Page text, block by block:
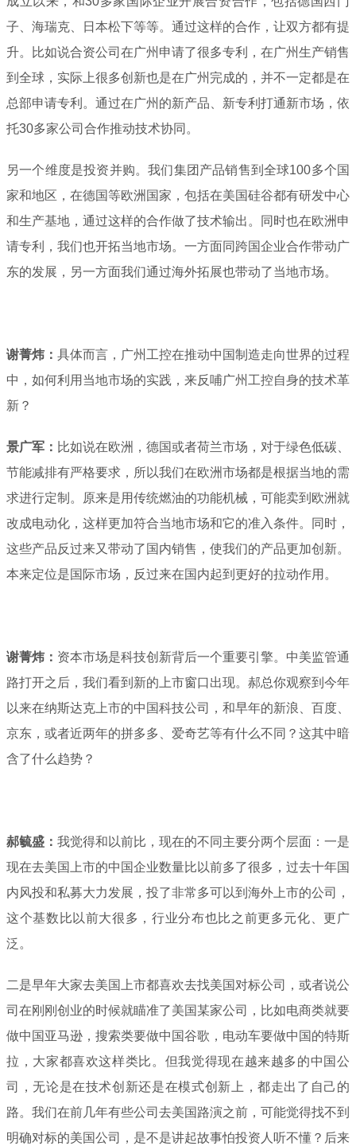
子、海瑞克、日本松下等等。通过这样的合作，让双方都有提
升。比如说合资公司在广州申请了很多专利，在广州生产销售
到全球，实际上很多创新也是在广州完成的，并不一定都是在
总部申请专利。通过在广州的新产品、新专利打通新市场，依
托30多家公司合作推动技术协同。
另一个维度是投资并购。我们集团产品销售到全球100多个国
家和地区，在德国等欧洲国家，包括在美国硅谷都有研发中心
和生产基地，通过这样的合作做了技术输出。同时也在欧洲申
请专利，我们也开拓当地市场。一方面同跨国企业合作带动广
东的发展，另一方面我们通过海外拓展也带动了当地市场。
谢菁炜： 具体而言，广州工控在推动中国制造走向世界的过程
中，如何利用当地市场的实践，来反哺广州工控自身的技术革
新？
景广军： 比如说在欧洲，德国或者荷兰市场，对于绿色低碳、
节能减排有严格要求，所以我们在欧洲市场都是根据当地的需
求进行定制。原来是用传统燃油的功能机械，可能卖到欧洲就
改成电动化，这样更加符合当地市场和它的准入条件。同时，
这些产品反过来又带动了国内销售，使我们的产品更加创新。
本来定位是国际市场，反过来在国内起到更好的拉动作用。
谢菁炜： 资本市场是科技创新背后一个重要引擎。中美监管通
路打开之后，我们看到新的上市窗口出现。郝总你观察到今年
以来在纳斯达克上市的中国科技公司，和早年的新浪、百度、
京东，或者近两年的拼多多、爱奇艺等有什么不同？这其中暗
含了什么趋势？
郝毓盛： 我觉得和以前比，现在的不同主要分两个层面：一是
现在去美国上市的中国企业数量比以前多了很多，过去十年国
内风投和私募大力发展，投了非常多可以到海外上市的公司，
这个基数比以前大很多，行业分布也比之前更多元化、更广
泛。
二是早年大家去美国上市都喜欢去找美国对标公司，或者说公
司在刚刚创业的时候就瞄准了美国某家公司，比如电商类就要
做中国亚马逊，搜索类要做中国谷歌，电动车要做中国的特斯
拉，大家都喜欢这样类比。但我觉得现在越来越多的中国公
司，无论是在技术创新还是在模式创新上，都走出了自己的
路。我们在前几年有些公司去美国路演之前，可能觉得找不到
明确对标的美国公司，是不是讲起故事怕投资人听不懂？后来